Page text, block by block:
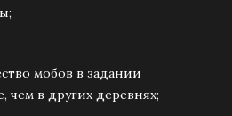
мобов в задании
чем в других деревнях;